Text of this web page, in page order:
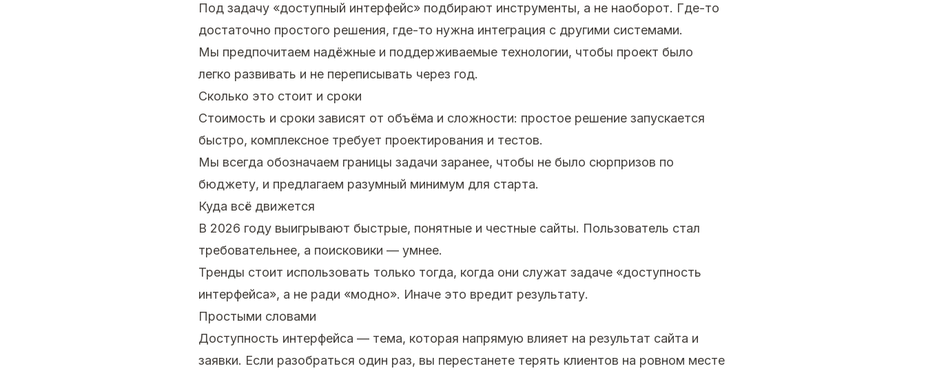
Под задачу «доступный интерфейс» подбирают инструменты, а не наоборот. Где-то
достаточно простого решения, где-то нужна интеграция с другими системами.
Мы предпочитаем надёжные и поддерживаемые технологии, чтобы проект было
легко развивать и не переписывать через год.
Сколько это стоит и сроки
Стоимость и сроки зависят от объёма и сложности: простое решение запускается
быстро, комплексное требует проектирования и тестов.
Мы всегда обозначаем границы задачи заранее, чтобы не было сюрпризов по
бюджету, и предлагаем разумный минимум для старта.
Куда всё движется
В 2026 году выигрывают быстрые, понятные и честные сайты. Пользователь стал
требовательнее, а поисковики — умнее.
Тренды стоит использовать только тогда, когда они служат задаче «доступность
интерфейса», а не ради «модно». Иначе это вредит результату.
Простыми словами
Доступность интерфейса — тема, которая напрямую влияет на результат сайта и
заявки. Если разобраться один раз, вы перестанете терять клиентов на ровном месте